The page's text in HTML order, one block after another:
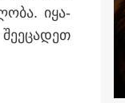
რას აცხადებს
იყა­